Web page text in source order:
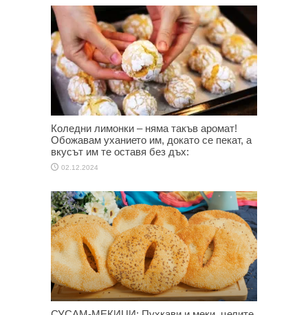
Коледни лимонки – няма такъв аромат!
Обожавам уханието им, докато се пекат, а
вкусът им те оставя без дъх:
02.12.2024